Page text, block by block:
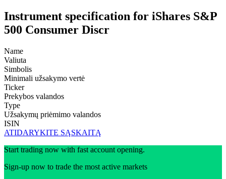
Instrument specification for iShares S&P
500 Consumer Discr
Name
Valiuta
Simbolis
Minimali užsakymo vertė
Ticker
Prekybos valandos
Type
Užsakymų priėmimo valandos
ISIN
ATIDARYKITE SĄSKAITĄ
Start trading now with fast account opening.
Sign-up now to trade the most active markets